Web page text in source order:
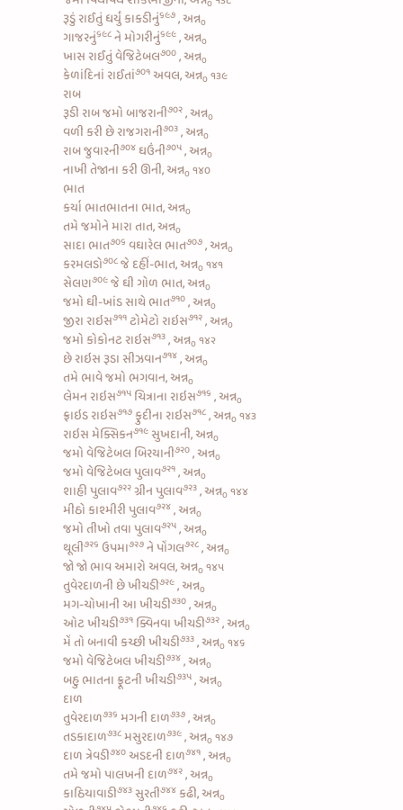
૦
રૂડુંરાઈતું ધર્યું કાકડીનું૬૯૭ , અન્ન૦
ગાજરનું૬૯૮ નેમોગરીનું૬૯૯ , અન્ન૦
ખાસરાઈતું વેજિટેબલ૭૦૦ , અન્ન૦
કેળાંદિનાં રાઈતાં૭૦૧ અવલ, અન્ન૦ ૧૩૯
રાબ
રૂડીરાબ જમો બાજરાની૭૦૨ , અન્ન૦
વળી કરી છેરાજગરાની૭૦૩ , અન્ન૦
રાબજુવારની૭૦૪ ઘઉંની૭૦૫ , અન્ન૦
નાખી તેજાના કરી ઊની, અન્ન૦ ૧૪૦
ભાત
કર્યા ભાતભાતના ભાત, અન્ન૦
તમે જમોને મારા તાત, અન્ન૦
સાદા ભાત૭૦૬ વઘારેલ ભાત૭૦૭ , અન્ન૦
કરમલડો૭૦૮ જે દહીં-ભાત, અન્ન૦ ૧૪૧
સેલણ૭૦૯ જે ઘી ગોળ ભાત, અન્ન૦
જમો ઘી-ખાંડ સાથે ભાત૭૧૦ , અન્ન૦
જીરા રાઇસ૭૧૧ ટોમેટો રાઇસ૭૧૨ , અન્ન૦
જમો કોકોનટ રાઇસ૭૧૩ , અન્ન૦ ૧૪૨
છેરાઇસ રૂડા સીઝવાન૭૧૪ , અન્ન૦
તમે ભાવે જમો ભગવાન, અન્ન૦
લેમન રાઇસ૭૧૫ ચિત્રાના રાઇસ૭૧૬ , અન્ન૦
ફ્રાઇડ રાઇસ૭૧૭ ફુદીના રાઇસ૭૧૮ , અન્ન૦ ૧૪૩
રાઇસ મેક્સિકન૭૧૯ સુખદાની, અન્ન૦
જમોવેજિટેબલ બિરયાની૭૨૦ , અન્ન૦
જમોવેજિટેબલ પુલાવ૭૨૧ , અન્ન૦
શાહી પુલાવ૭૨૨ ગ્રીન પુલાવ૭૨૩ , અન્ન૦ ૧૪૪
મીઠો કાશ્મીરી પુલાવ૭૨૪ , અન્ન૦
જમોતીખો તવા પુલાવ૭૨૫ , અન્ન૦
થૂલી૭૨૬ ઉપમા૭૨૭ નેપોંગલ૭૨૮ , અન્ન૦
જો જો ભાવ અમારો અવલ, અન્ન૦ ૧૪૫
તુવેરદાળની છે ખીચડી૭૨૯ , અન્ન૦
મગ-ચોખાની આ ખીચડી૭૩૦ , અન્ન૦
ઓટ ખીચડી૭૩૧ ક્વિનવા ખીચડી૭૩૨ , અન્ન૦
મેં તો બનાવી કચ્છી ખીચડી૭૩૩ , અન્ન૦ ૧૪૬
જમોવેજિટેબલ ખીચડી૭૩૪ , અન્ન૦
બહુ ભાતનાફ્રૂટની ખીચડી૭૩૫ , અન્ન૦
દાળ
તુવેરદાળ૭૩૬ મગની દાળ૭૩૭ , અન્ન૦
તડકાદાળ૭૩૮ મસુરદાળ૭૩૯ , અન્ન૦ ૧૪૭
દાળ ત્રેવડી૭૪૦ અડદની દાળ૭૪૧ , અન્ન૦
તમે જમોપાલખની દાળ૭૪૨ , અન્ન૦
કાઠિયાવાડી૭૪૩ સુરતી૭૪૪ કઢી, અન્ન૦